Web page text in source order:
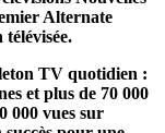
Alternate
TV quotidien :
et plus de 70 000
000 vues sur